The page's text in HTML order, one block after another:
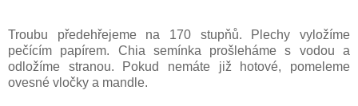
Troubu předehřejeme na 170 stupňů. Plechy vyložíme
pečícím papírem. Chia semínka prošleháme s vodou a
odložíme stranou. Pokud nemáte již hotové, pomeleme
ovesné vločky a mandle.